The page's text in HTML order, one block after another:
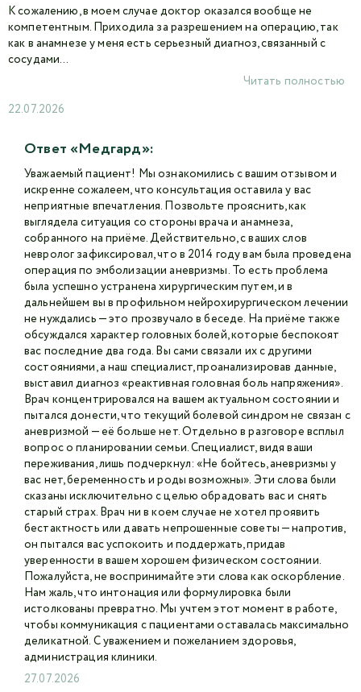
К сожалению, в моем случае доктор оказался вообще не
компетентным. Приходила за разрешением на операцию, так
как в анамнезе у меня есть серьезный диагноз, связанный с
сосудами...
22.07.2026
Читать полностью
Ответ «Медгард»:
Уважаемый пациент! Мы ознакомились с вашим отзывом и
искренне сожалеем, что консультация оставила у вас
неприятные впечатления. Позвольте прояснить, как
выглядела ситуация со стороны врача и анамнеза,
собранного на приёме. Действительно, с ваших слов
невролог зафиксировал, что в 2014 году вам была проведена
операция по эмболизации аневризмы. То есть проблема
была успешно устранена хирургическим путем, и в
дальнейшем вы в профильном нейрохирургическом лечении
не нуждались — это прозвучало в беседе. На приёме также
обсуждался характер головных болей, которые беспокоят
вас последние два года. Вы сами связали их с другими
состояниями, а наш специалист, проанализировав данные,
выставил диагноз «реактивная головная боль напряжения».
Врач концентрировался на вашем актуальном состоянии и
пытался донести, что текущий болевой синдром не связан с
аневризмой — её больше нет. Отдельно в разговоре всплыл
вопрос о планировании семьи. Специалист, видя ваши
переживания, лишь подчеркнул: «Не бойтесь, аневризмы у
вас нет, беременность и роды возможны». Эти слова были
сказаны исключительно с целью обрадовать вас и снять
старый страх. Врач ни в коем случае не хотел проявить
бестактность или давать непрошенные советы — напротив,
он пытался вас успокоить и поддержать, придав
уверенности в вашем хорошем физическом состоянии.
Пожалуйста, не воспринимайте эти слова как оскорбление.
Нам жаль, что интонация или формулировка были
истолкованы превратно. Мы учтем этот момент в работе,
чтобы коммуникация с пациентами оставалась максимально
деликатной. С уважением и пожеланием здоровья,
администрация клиники.
27.07.2026